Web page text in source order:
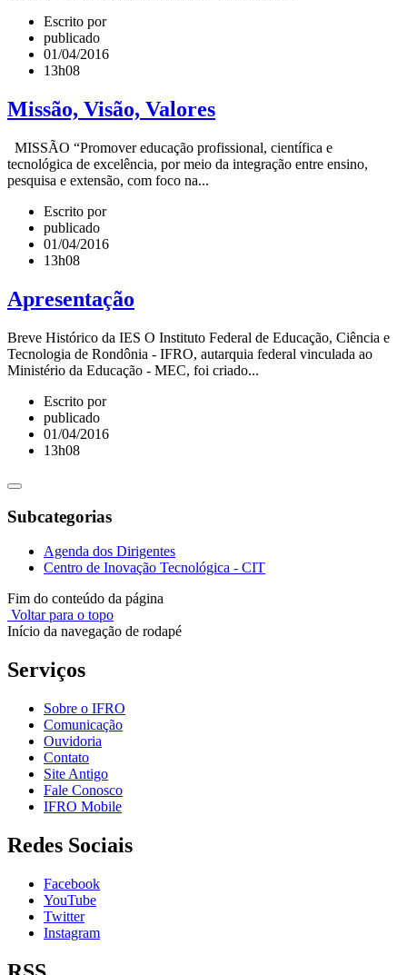
Escrito por
publicado
01/04/2016
13h08
Missão, Visão, Valores
MISSÃO “Promover educação profissional, científica e
tecnológica de excelência, por meio da integração entre ensino,
pesquisa e extensão, com foco na...
Escrito por
publicado
01/04/2016
13h08
Apresentação
Breve Histórico da IES O Instituto Federal de Educação, Ciência e
Tecnologia de Rondônia - IFRO, autarquia federal vinculada ao
Ministério da Educação - MEC, foi criado...
Escrito por
publicado
01/04/2016
13h08
Subcategorias
Agenda dos Dirigentes
Centro de Inovação Tecnológica - CIT
Fim do conteúdo da página
Voltar para o topo
Início da navegação de rodapé
Serviços
Sobre o IFRO
Comunicação
Ouvidoria
Contato
Site Antigo
Fale Conosco
IFRO Mobile
Redes Sociais
Facebook
YouTube
Twitter
Instagram